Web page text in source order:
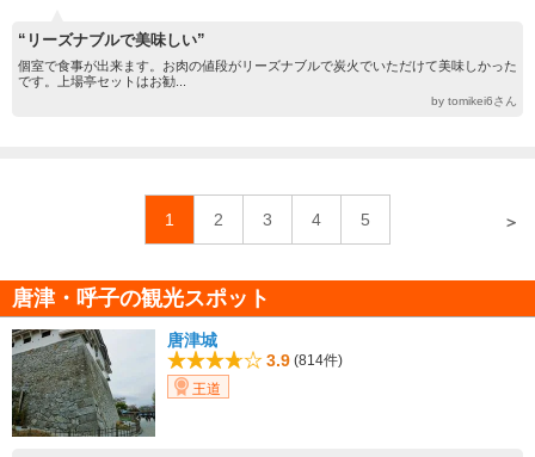
“リーズナブルで美味しい”
個室で食事が出来ます。お肉の値段がリーズナブルで炭火でいただけて美味しかった
です。上場亭セットはお勧...
by tomikei6さん
1 2 3 4 5 ＞
唐津・呼子の観光スポット
唐津城
3.9 (814件)
王道